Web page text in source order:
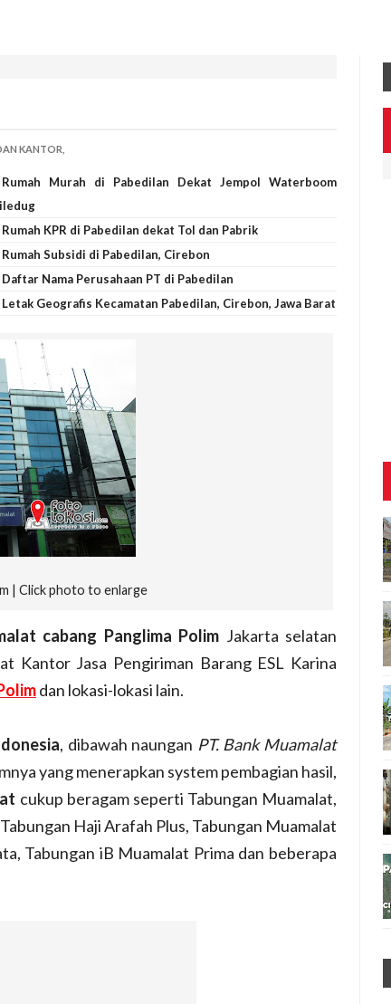
KANTOR,
Rumah Murah di Pabedilan Dekat Jempol Waterboom
Rumah KPR di Pabedilan dekat Tol dan Pabrik
Rumah Subsidi di Pabedilan, Cirebon
Daftar Nama Perusahaan PT di Pabedilan
Letak Geografis Kecamatan Pabedilan, Cirebon, Jawa Barat
| Click photo to enlarge
cabang Panglima Polim Jakarta selatan
Kantor Jasa Pengiriman Barang ESL Karina
dan lokasi-lokasi lain.
, dibawah naungan PT. Bank Muamalat
yang menerapkan system pembagian hasil,
cukup beragam seperti Tabungan Muamalat,
Haji Arafah Plus, Tabungan Muamalat
Tabungan iB Muamalat Prima dan beberapa